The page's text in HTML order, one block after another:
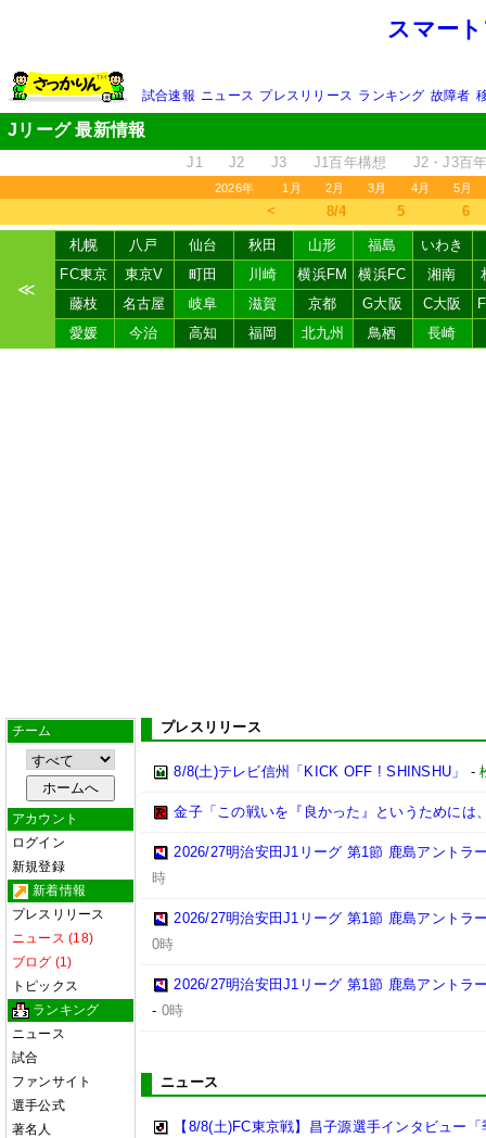
スマー
試合速報 ニュース プレスリリース ランキング 故障者
Jリーグ 最新情報
J1 J2 J3 J1百年構想 J2・J3百
2026年 1月 2月 3月 4月 5月
＜ 8/4 5 6
≪
札幌 八戸 仙台 秋田 山形 福島
いわき
FC東京
東京V 町田 川崎 横浜FM 横浜FC 湘南
藤枝
名古屋 岐阜 滋賀 京都 G大阪 C大阪
愛媛
今治 高知 福岡 北九州 鳥栖 長崎
チーム
アカウント
ログイン
新規登録
新着情報
プレスリリース
ニュース (18)
ブログ (1)
トピックス
ランキング
ニュース
試合
ファンサイト
選手公式
著名人
プレスリリース
8/8(土)テレビ信州「KICK OFF ! SHINSHU」 -
金子「この戦いを『良かった』というためには
2026/27明治安田J1リーグ 第1節 鹿島アントラ
時
2026/27明治安田J1リーグ 第1節 鹿島アントラ
0時
2026/27明治安田J1リーグ 第1節 鹿島アントラ
- 0時
ニュース
【8/8(土)FC東京戦】昌子源選手インタビュー